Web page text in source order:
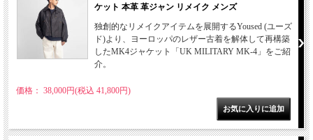
ケット 本革 革ジャン リメイク メンズ
独創的なリメイクアイテムを展開するYoused (ユーズ
ド)より、ヨーロッパのレザー古着を解体して再構築
したMK4ジャケット「UK MILITARY MK-4」をご紹
介。
価格： 38,000円(税込 41,800円)